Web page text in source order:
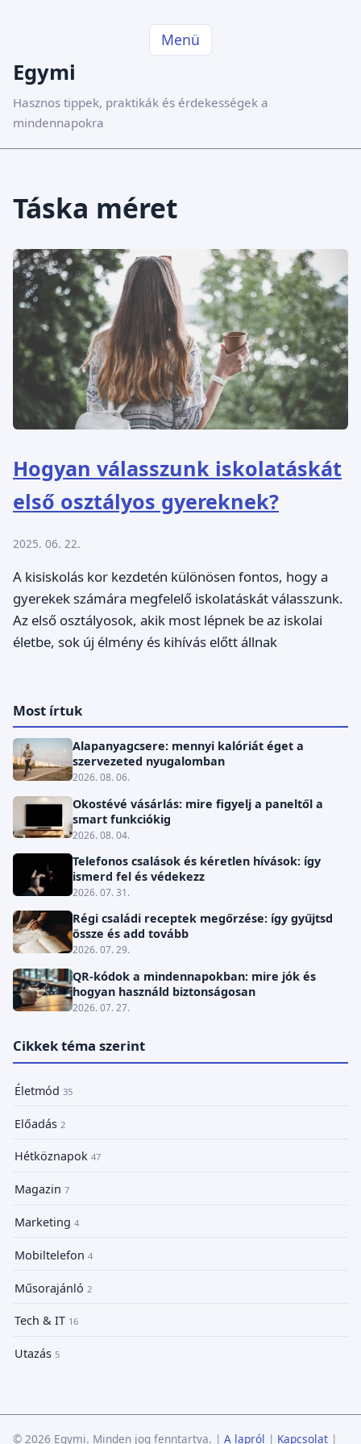
Menü
Egymi
Hasznos tippek, praktikák és érdekességek a
mindennapokra
Táska méret
Hogyan válasszunk iskolatáskát
első osztályos gyereknek?
2025. 06. 22.
A kisiskolás kor kezdetén különösen fontos, hogy a
gyerekek számára megfelelő iskolatáskát válasszunk.
Az első osztályosok, akik most lépnek be az iskolai
életbe, sok új élmény és kihívás előtt állnak
Most írtuk
Alapanyagcsere: mennyi kalóriát éget a
szervezeted nyugalomban
2026. 08. 06.
Okostévé vásárlás: mire figyelj a paneltől a
smart funkciókig
2026. 08. 04.
Telefonos csalások és kéretlen hívások: így
ismerd fel és védekezz
2026. 07. 31.
Régi családi receptek megőrzése: így gyűjtsd
össze és add tovább
2026. 07. 29.
QR-kódok a mindennapokban: mire jók és
hogyan használd biztonságosan
2026. 07. 27.
Cikkek téma szerint
Életmód 35
Előadás 2
Hétköznapok 47
Magazin 7
Marketing 4
Mobiltelefon 4
Műsorajánló 2
Tech & IT 16
Utazás 5
© 2026 Egymi. Minden jog fenntartva. | A lapról | Kapcsolat |